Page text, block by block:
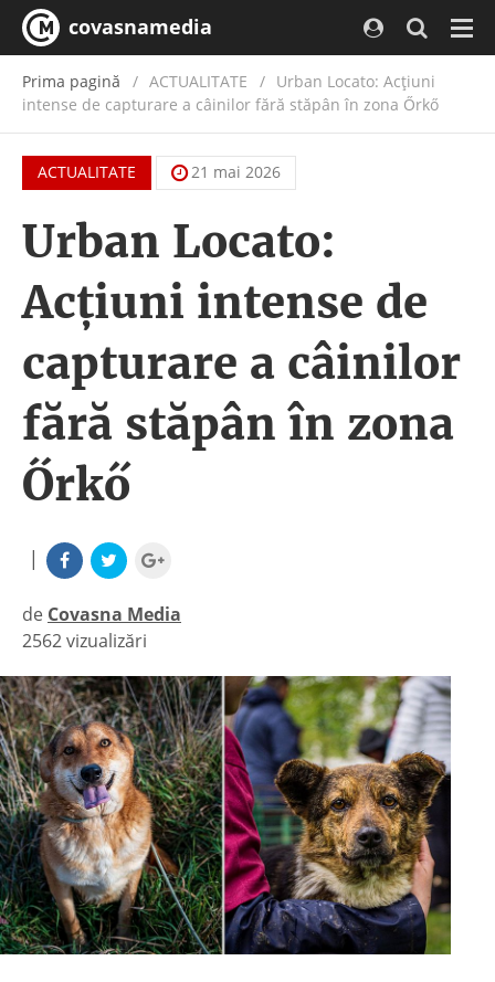
covasnamedia
Prima pagină ACTUALITATE / Urban Locato: Acțiuni
intense de capturare a câinilor fără stăpân în zona Őrkő
ACTUALITATE 21 mai 2026
Urban Locato:
Acțiuni intense de
capturare a câinilor
fără stăpân în zona
Őrkő
|
de Covasna Media
|
2562 vizualizări